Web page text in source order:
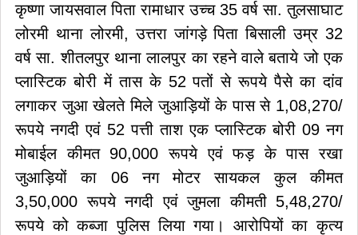
कृष्णा जायसवाल पिता रामाधार उच्च 35 वर्ष सा. तुलसाघाट
लोरमी थाना लोरमी, उत्तरा जांगड़े पिता बिसाली उम्र 32
वर्ष सा. शीतलपुर थाना लालपुर का रहने वाले बताये जो एक
प्लास्टिक बोरी में तास के 52 पतों से रूपये पैसे का दांव
लगाकर जुआ खेलते मिले जुआड़ियों के पास से 1,08,270/
रूपये नगदी एवं 52 पत्ती ताश एक प्लास्टिक बोरी 09 नग
मोबाईल कीमत 90,000 रूपये एवं फड़ के पास रखा
जुआड़ियों का 06 नग मोटर सायकल कुल कीमत
3,50,000 रूपये नगदी एवं जुमला कीमती 5,48,270/
रूपये को कब्जा पुलिस लिया गया। आरोपियों का कृत्य